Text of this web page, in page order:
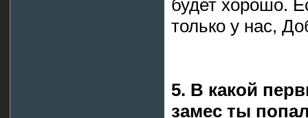
будет хорошо.
только у нас,
5. В какой
замес ты